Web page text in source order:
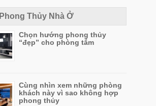
Phong Thủy Nhà Ở
Chọn hướng phong thủy
“đẹp” cho phòng tắm
Cùng nhìn xem những phòng
khách này vì sao không hợp
phong thủy